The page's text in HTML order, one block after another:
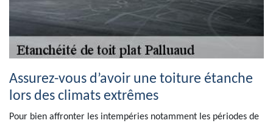
Assurez-vous d’avoir une toiture étanche
lors des climats extrêmes
Pour bien affronter les intempéries notamment les périodes de